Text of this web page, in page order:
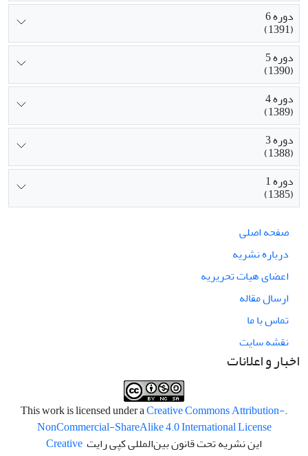
دوره 6
(1391)
دوره 5
(1390)
دوره 4
(1389)
دوره 3
(1388)
دوره 1
(1385)
صفحه اصلی
درباره نشریه
اعضای هیات تحریریه
ارسال مقاله
تماس با ما
نقشه سایت
اخبار و اعلانات
.This work is licensed under a
Creative Commons Attribution-
NonCommercial-ShareAlike 4.0 International License
این نشریه تحت قانون بین‌المللی کپی رایت Creative